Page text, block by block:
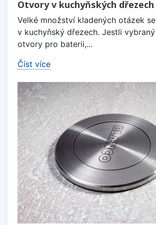
Otvory v kuchyňských dřezech
Velké množství kladených otázek
v kuchyňský dřezech. Jestli
otvory pro baterii,...
Číst více